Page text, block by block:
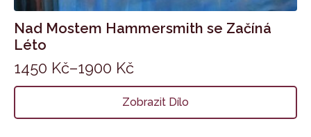
Nad Mostem Hammersmith se Začíná
Léto
1450 Kč–1900 Kč
Zobrazit Dílo